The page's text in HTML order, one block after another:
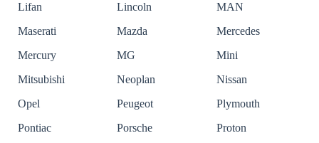
Lifan
Lincoln
MAN
Maserati
Mazda
Mercedes
Mercury
MG
Mini
Mitsubishi
Neoplan
Nissan
Opel
Peugeot
Plymouth
Pontiac
Porsche
Proton